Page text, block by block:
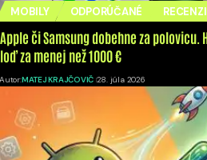
MOBILY ODPORÚČANÉ
Apple či Samsung dobehne za
loď za menej než 1000 €
Autor:MATEJ KRAJČOVIČ 28. júla 2026